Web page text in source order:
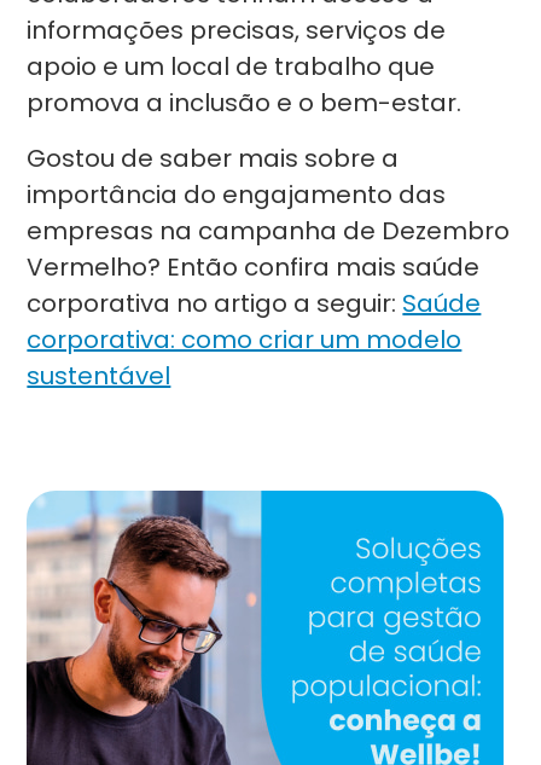
informações precisas, serviços de
apoio e um local de trabalho que
promova a inclusão e o bem-estar.
Gostou de saber mais sobre a
importância do engajamento das
empresas na campanha de Dezembro
Vermelho? Então confira mais saúde
corporativa no artigo a seguir: Saúde
corporativa: como criar um modelo
sustentável